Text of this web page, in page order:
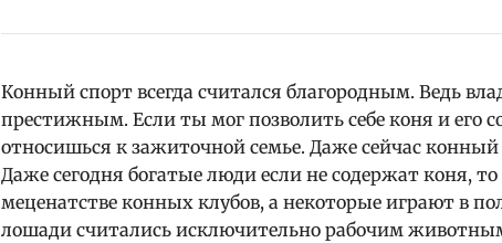
Конный спорт всегда считался благородным. Ведь
престижным. Если ты мог позволить себе коня и его
относишься к зажиточной семье. Даже сейчас
Даже сегодня богатые люди если не содержат коня,
меценатстве конных клубов, а некоторые играют в
лошади считались исключительно рабочим